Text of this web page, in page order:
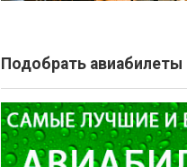
Подобрать авиабилеты